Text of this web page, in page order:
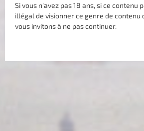
Si vous n’avez pas 18 ans, si ce contenu
illégal de visionner ce genre de contenu
vous invitons à ne pas continuer.